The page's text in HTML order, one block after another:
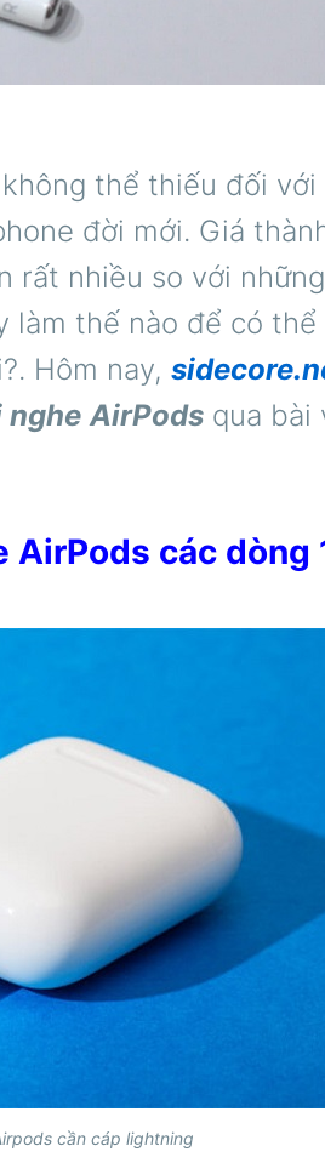
thể thiếu đối với
đời mới. Giá
rất nhiều so với
làm thế nào để có thể
Hôm nay,
nghe AirPods qua bài
AirPods các dòng
cần cáp lightning